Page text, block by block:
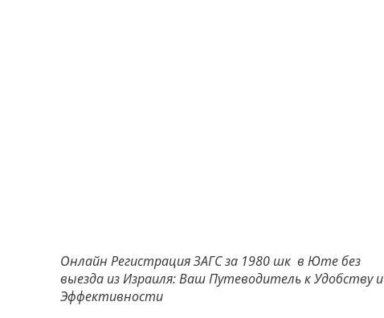
Онлайн Регистрация ЗАГС за 1980 шк в Юте без
выезда из Израиля: Ваш Путеводитель к Удобству и
Эффективности